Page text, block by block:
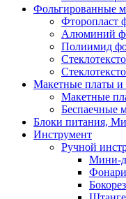
Фольгированные
Фторопласт
Алюминий
Полиимид
Макетные платы и
Макетные
Беспаечные
Блоки питания,
Инструмент
Ручной
Мини-